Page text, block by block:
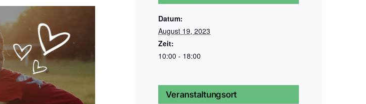
Datum:
August 19, 2023
Zeit:
10:00 - 18:00
Veranstaltungsort